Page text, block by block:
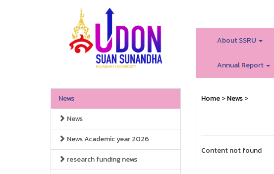
About SSRU
Annual Report
News
News
News Academic year 2026
research funding news
Home>News>
Content not found